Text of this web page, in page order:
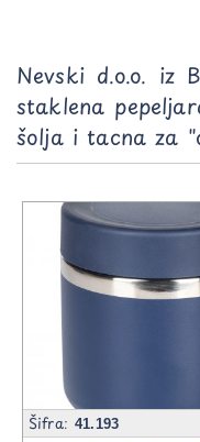
Nevski d.o.o. iz
staklena
šolja i tacna za
Šifra:41.193